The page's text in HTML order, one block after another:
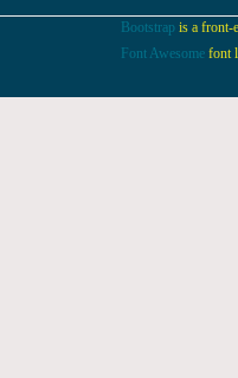
Bootstrap is a front-
Font Awesome font